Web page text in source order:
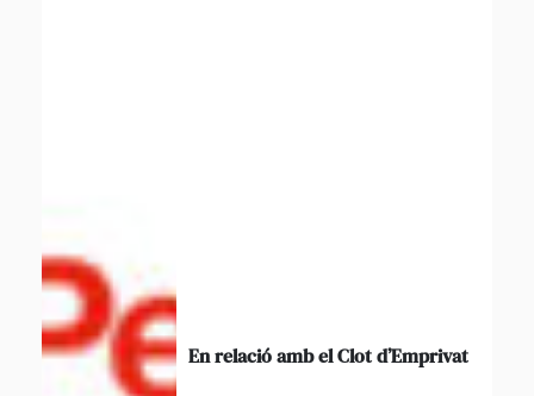
En relació amb el Clot d’Emprivat